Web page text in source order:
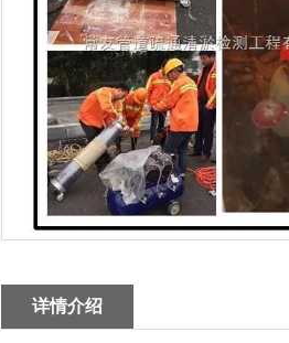
详情介绍